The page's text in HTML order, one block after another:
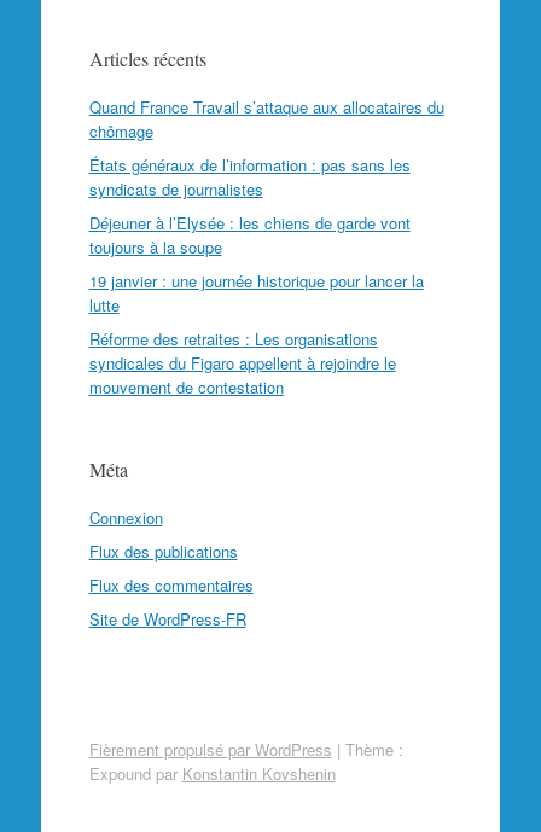
Articles récents
Quand France Travail s’attaque aux allocataires du
chômage
États généraux de l’information : pas sans les
syndicats de journalistes
Déjeuner à l’Elysée : les chiens de garde vont
toujours à la soupe
19 janvier : une journée historique pour lancer la
lutte
Réforme des retraites : Les organisations
syndicales du Figaro appellent à rejoindre le
mouvement de contestation
Méta
Connexion
Flux des publications
Flux des commentaires
Site de WordPress-FR
Fièrement propulsé par WordPress | Thème :
Expound par Konstantin Kovshenin